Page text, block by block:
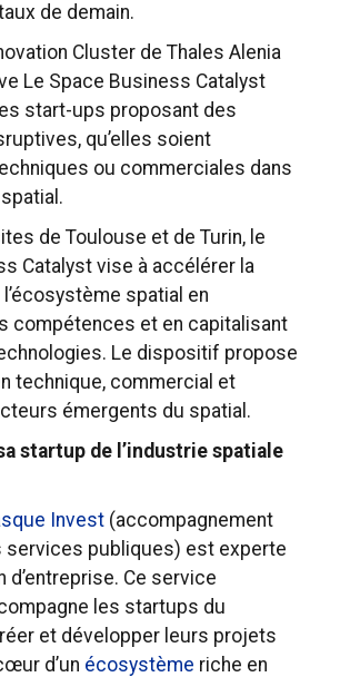
de demain.
Cluster de Thales Alenia
Le Space Business Catalyst
start-ups proposant des
qu’elles soient
ou commerciales dans
de Toulouse et de Turin, le
Catalyst vise à accélérer la
spatial en
compétences et en capitalisant
Le dispositif propose
technique, commercial et
émergents du spatial.
startup de l’industrie spatiale
Invest (accompagnement
services publiques) est experte
d’entreprise. Ce service
les startups du
et développer leurs projets
d’un écosystème riche en